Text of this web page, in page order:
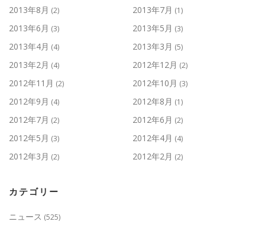
2013年8月 (2) 2013年7月 (1)
2013年6月 (3) 2013年5月 (3)
2013年4月 (4) 2013年3月 (5)
2013年2月 (4) 2012年12月 (2)
2012年11月 (2) 2012年10月 (3)
2012年9月 (4) 2012年8月 (1)
2012年7月 (2) 2012年6月 (2)
2012年5月 (3) 2012年4月 (4)
2012年3月 (2) 2012年2月 (2)
カテゴリー
ニュース (525)